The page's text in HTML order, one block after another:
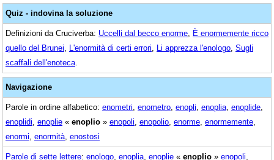
Quiz - indovina la soluzione
Definizioni da Cruciverba: Uccelli dal becco enorme È enormemente ricco
quello del Brunei
L'enormità di certi errori Li apprezza l'enologo Sugli
scaffali dell'enoteca
Navigazione
Parole in ordine alfabetico: enometri enometro enopli enoplia enoplide
enoplidi enoplie « enoplio » enopoli enopolio enorme enormemente
enormi enormità enostosi
Parole di sette lettere: enologo enoplia enoplie « enoplio » enopoli